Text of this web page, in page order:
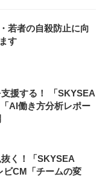
若者の自殺防止に向
す
援する！ 「SKYSEA
AI働き方分析レポー
く！「SKYSEA
CM「チームの変